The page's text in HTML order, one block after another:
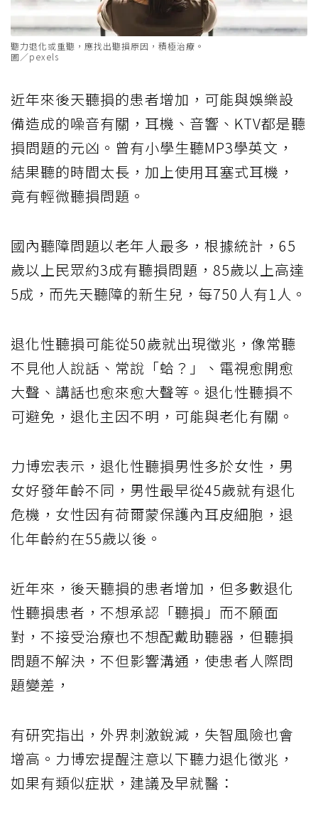
聽力退化或重聽，應找出聽損原因，積極治療。
圖／pexels
近年來後天聽損的患者增加，可能與娛樂設
備造成的噪音有關，耳機、音響、KTV都是聽
損問題的元凶。曾有小學生聽MP3學英文，
結果聽的時間太長，加上使用耳塞式耳機，
竟有輕微聽損問題。
國內聽障問題以老年人最多，根據統計，65
歲以上民眾約3成有聽損問題，85歲以上高達
5成，而先天聽障的新生兒，每750人有1人。
退化性聽損可能從50歲就出現徵兆，像常聽
不見他人說話、常說「蛤？」、電視愈開愈
大聲、講話也愈來愈大聲等。退化性聽損不
可避免，退化主因不明，可能與老化有關。
力博宏表示，退化性聽損男性多於女性，男
女好發年齡不同，男性最早從45歲就有退化
危機，女性因有荷爾蒙保護內耳皮細胞，退
化年齡約在55歲以後。
近年來，後天聽損的患者增加，但多數退化
性聽損患者，不想承認「聽損」而不願面
對，不接受治療也不想配戴助聽器，但聽損
問題不解決，不但影響溝通，使患者人際問
題變差，
有研究指出，外界刺激銳減，失智風險也會
增高。力博宏提醒注意以下聽力退化徵兆，
如果有類似症狀，建議及早就醫：